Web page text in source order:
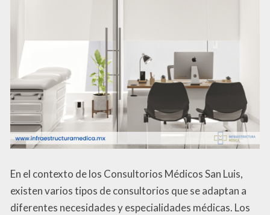
En el contexto de los Consultorios Médicos San Luis,
existen varios tipos de consultorios que se adaptan a
diferentes necesidades y especialidades médicas. Los